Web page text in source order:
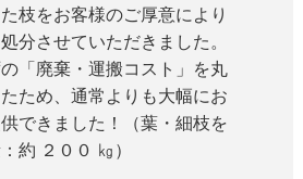
枝をお客様のご厚意により
分させていただきました。
「廃棄・運搬コスト」を丸
ため、通常よりも大幅にお
できました！（葉・細枝を
約 ２００ ㎏）